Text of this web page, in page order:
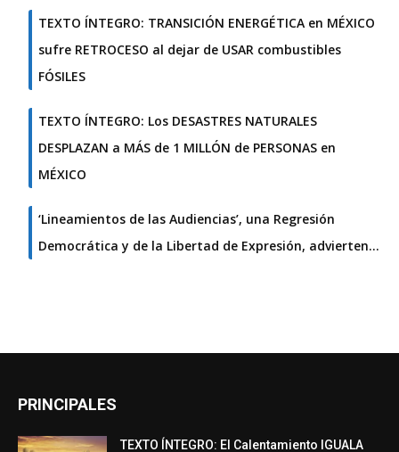
TEXTO ÍNTEGRO: TRANSICIÓN ENERGÉTICA en MÉXICO
sufre RETROCESO al dejar de USAR combustibles
FÓSILES
TEXTO ÍNTEGRO: Los DESASTRES NATURALES
DESPLAZAN a MÁS de 1 MILLÓN de PERSONAS en
MÉXICO
‘Lineamientos de las Audiencias’, una Regresión
Democrática y de la Libertad de Expresión, advierten…
PRINCIPALES
TEXTO ÍNTEGRO: El Calentamiento IGUALA